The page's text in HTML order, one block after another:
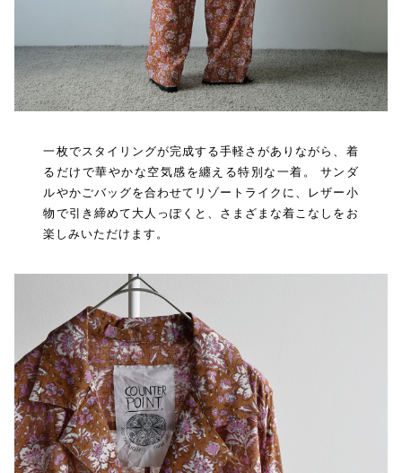
一枚でスタイリングが完成する手軽さがありながら、着
るだけで華やかな空気感を纏える特別な一着。 サンダ
ルやかごバッグを合わせてリゾートライクに、レザー小
物で引き締めて大人っぽくと、さまざまな着こなしをお
楽しみいただけます。